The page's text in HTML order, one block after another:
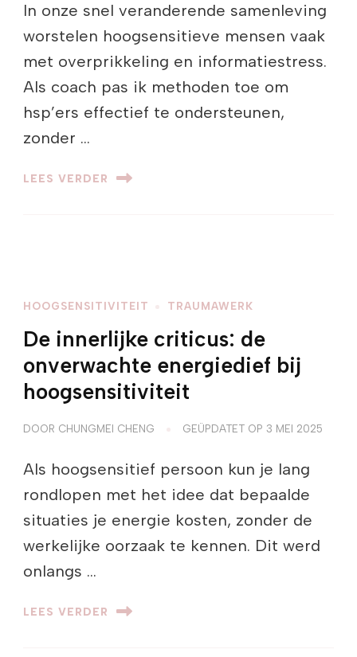
In onze snel veranderende samenleving
worstelen hoogsensitieve mensen vaak
met overprikkeling en informatiestress.
Als coach pas ik methoden toe om
hsp’ers effectief te ondersteunen,
zonder …
LEES VERDER
HOOGSENSITIVITEIT TRAUMAWERK
De innerlijke criticus: de
onverwachte energiedief bij
hoogsensitiviteit
DOOR CHUNGMEI CHENG GEÜPDATET OP 3 MEI 2025
Als hoogsensitief persoon kun je lang
rondlopen met het idee dat bepaalde
situaties je energie kosten, zonder de
werkelijke oorzaak te kennen. Dit werd
onlangs …
LEES VERDER